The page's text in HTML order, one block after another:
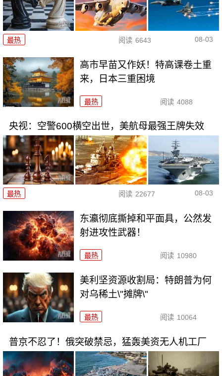
最热 阅读 6643 08-03
高市早苗又作妖！特高课卷土重
来，日本三重困境
最热 阅读 4088
央视：空警600横空出世，美航母最强王牌失效
最热 阅读 22677 08-03
东瀛彻底撕掉和平面具，公然发
射进攻性武器！
最热 阅读 10980
美利坚资源收割局：特朗普为何
对乌稀土\"摊牌\"
最热 阅读 10064
普京不忍了！俄突破禁忌，猛轰美资无人机工厂